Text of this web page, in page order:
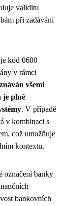
validitu
při zadávání
kód 0600
v rámci
všemi
je plně
. V případě
v kombinaci s
což umožňuje
kontextu.
označení banky
bankovních